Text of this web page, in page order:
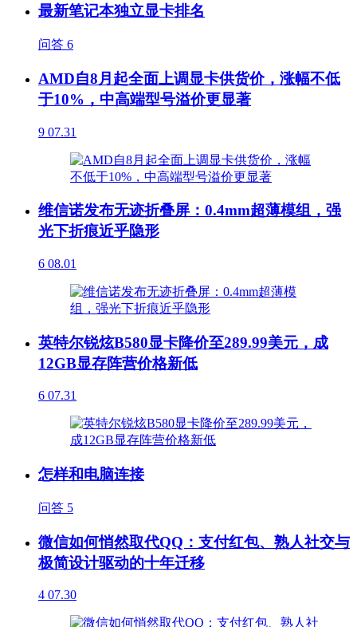
最新笔记本独立显卡排名
问答 6
AMD自8月起全面上调显卡供货价，涨幅不低
于10%，中高端型号溢价更显著
9 07.31
维信诺发布无迹折叠屏：0.4mm超薄模组，强
光下折痕近乎隐形
6 08.01
英特尔锐炫B580显卡降价至289.99美元，成
12GB显存阵营价格新低
6 07.31
怎样和电脑连接
问答 5
微信如何悄然取代QQ：支付红包、熟人社交与
极简设计驱动的十年迁移
4 07.30